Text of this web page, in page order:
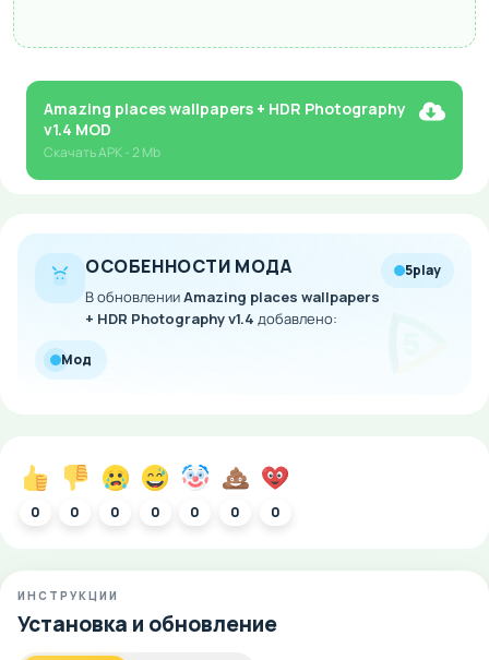
Amazing places wallpapers + HDR Photography
v1.4 MOD
СкачатьAPK- 2 Mb
ОСОБЕННОСТИ МОДА
В обновленииAmazing places wallpapers
+ HDR Photography v1.4 добавлено:
5play
Мод
0 0 0 0 0 0 0
ИНСТРУКЦИИ
Установка и обновление